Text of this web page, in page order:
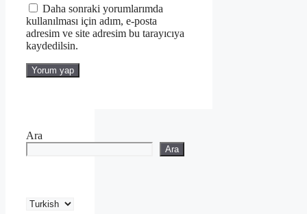
Daha sonraki yorumlarımda
kullanılması için adım, e-posta
adresim ve site adresim bu tarayıcıya
kaydedilsin.
Ara
Ara